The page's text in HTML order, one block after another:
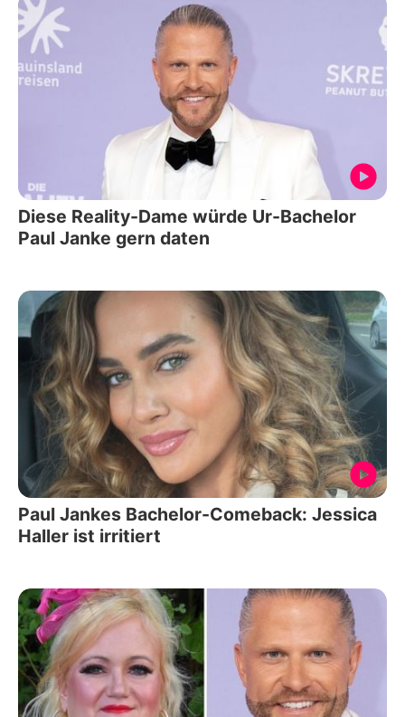
Diese Reality-Dame würde Ur-Bachelor
Paul Janke gern daten
Paul Jankes Bachelor-Comeback: Jessica
Haller ist irritiert